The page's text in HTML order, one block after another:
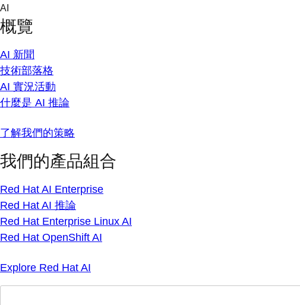
Skip
content
AI
概覽
AI 新聞
技術部落格
AI 實況活動
什麼是 AI 推論
了解我們的策略
我們的產品組合
Red Hat AI Enterprise
Red Hat AI 推論
Red Hat Enterprise Linux AI
Red Hat OpenShift AI
Explore Red Hat AI